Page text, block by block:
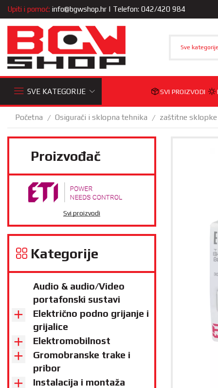
Upiti i pomoć: info@bgwshop.hr | Telefon: 042/420 984
Sve
SVE KATEGORIJE SVI PROIZVODI
Početna / Osigurači i sklopna tehnika / zaštitne sklopke
Proizvođač
Svi proizvodi
Kategorije
Audio & audio/Video
portafonski sustavi
Električno podno grijanje i
grijalice
Elektromobilnost
Gromobranske trake i
pribor
Instalacija i montaža